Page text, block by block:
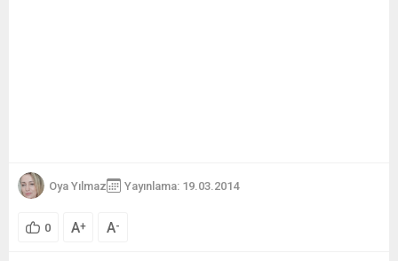
Oya Yılmaz Yayınlama: 19.03.2014
0 A+ A-